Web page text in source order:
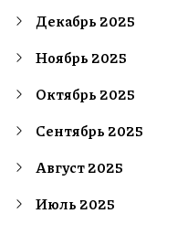
Декабрь 2025
Ноябрь 2025
Октябрь 2025
Сентябрь 2025
Август 2025
Июль 2025